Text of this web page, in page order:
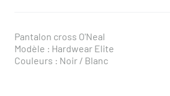
Pantalon cross O'Neal
Modèle : Hardwear Elite
Couleurs : Noir / Blanc